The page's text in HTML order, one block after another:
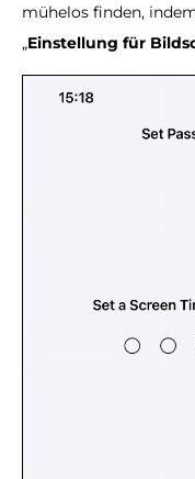
mühelos finden,
„Einstellung für